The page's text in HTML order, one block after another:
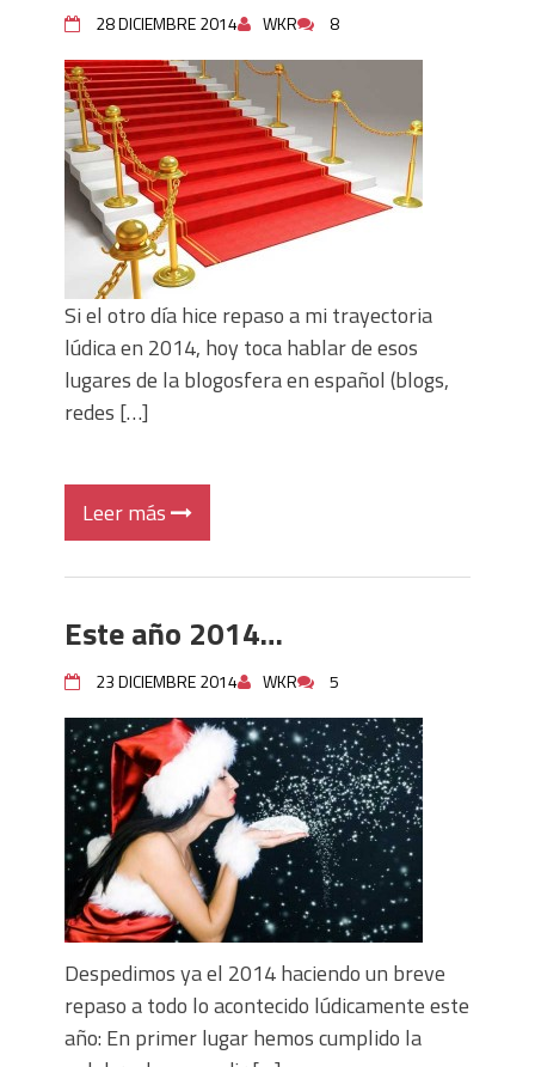
28 DICIEMBRE 2014 WKR 8
Si el otro día hice repaso a mi trayectoria
lúdica en 2014, hoy toca hablar de esos
lugares de la blogosfera en español (blogs,
redes […]
Leer más
Este año 2014…
23 DICIEMBRE 2014 WKR 5
Despedimos ya el 2014 haciendo un breve
repaso a todo lo acontecido lúdicamente este
año: En primer lugar hemos cumplido la